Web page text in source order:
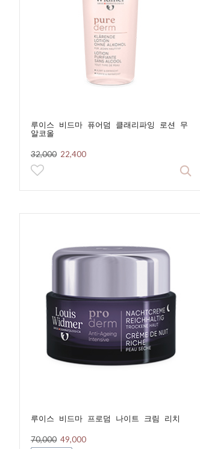
루이스 비드마 퓨어덤 클래리파잉 로션 무
알코올
32,000 22,400
루이스 비드마 프로덤 나이트 크림 리치
70,000 49,000